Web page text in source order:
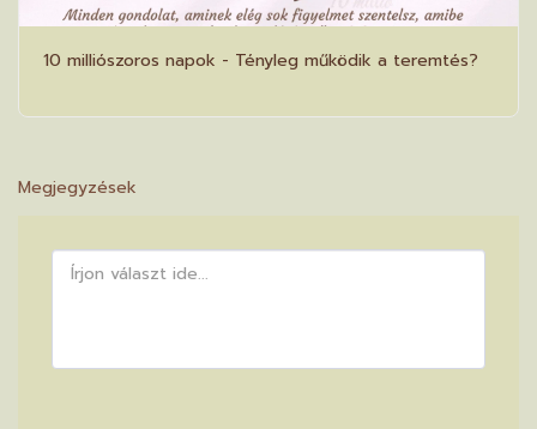
10 milliószoros napok - Tényleg működik a teremtés?
Megjegyzések